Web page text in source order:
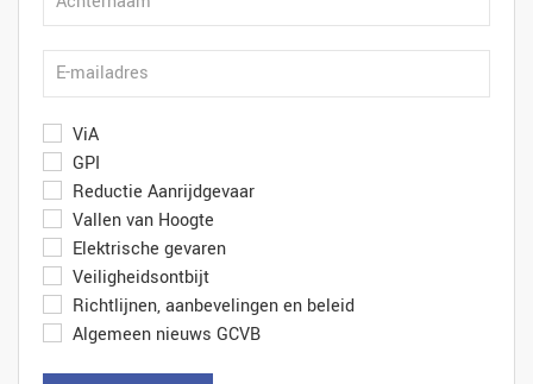
ViA
GPI
Reductie Aanrijdgevaar
Vallen van Hoogte
Elektrische gevaren
Veiligheidsontbijt
Richtlijnen, aanbevelingen en beleid
Algemeen nieuws GCVB